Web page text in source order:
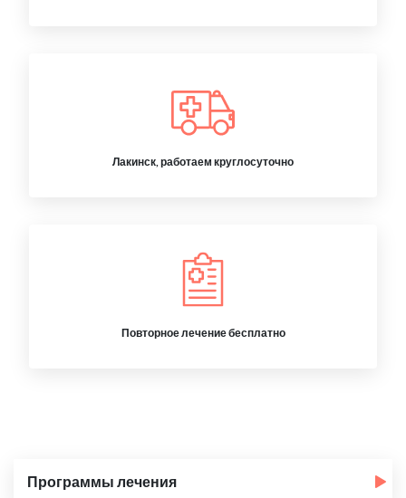
Лакинск, работаем круглосуточно
Повторное лечение бесплатно
Программы лечения